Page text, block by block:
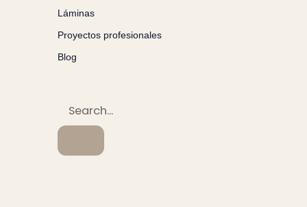
Láminas
Proyectos profesionales
Blog